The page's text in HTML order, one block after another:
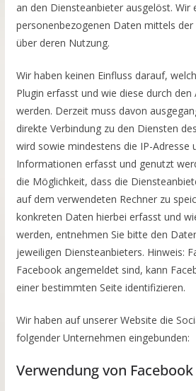
an den Diensteanbieter ausgelöst. Wir
personenbezogenen Daten mittels der
über deren Nutzung.
Wir haben keinen Einfluss darauf,
Plugin erfasst und wie diese durch
werden. Derzeit muss davon
direkte Verbindung zu den Diensten
wird sowie mindestens die IP-Adresse
Informationen erfasst und genutzt
die Möglichkeit, dass die
auf dem verwendeten Rechner zu
konkreten Daten hierbei erfasst und
werden, entnehmen Sie bitte den
jeweiligen Diensteanbieters. Hinweis:
Facebook angemeldet sind, kann
einer bestimmten Seite identifizieren.
Wir haben auf unserer Website die
folgender Unternehmen eingebunden:
Verwendung von